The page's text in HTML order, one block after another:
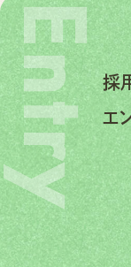
Entry採
エ